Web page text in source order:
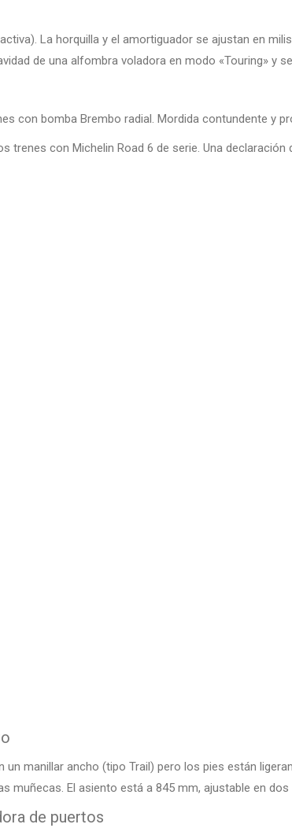
La horquilla y el amortiguador se ajustan en
de una alfombra voladora en modo «Touring» y
con bomba Brembo radial. Mordida contundente y
trenes con Michelin Road 6 de serie. Una declaración
manillar ancho (tipo Trail) pero los pies están
muñecas. El asiento está a 845 mm, ajustable en
de puertos